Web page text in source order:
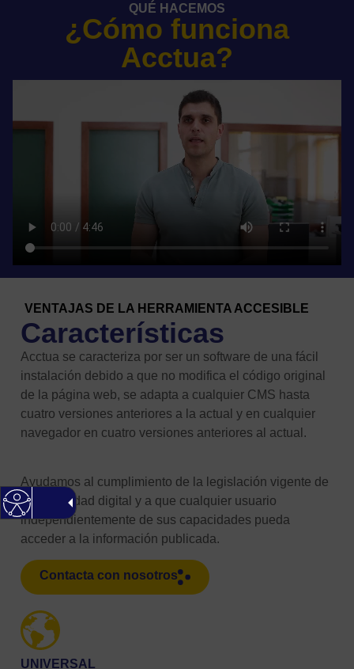
QUÉ HACEMOS
¿Cómo funciona
Acctua?
VENTAJAS DE LA HERRAMIENTA ACCESIBLE
Características
Acctua se caracteriza por ser un software de una fácil
instalación debido a que no modifica el código original
de la página web, se adapta a cualquier CMS hasta
cuatro versiones anteriores a la actual y en cualquier
navegador en cuatro versiones anteriores al actual.
Ayudamos al cumplimiento de la legislación vigente de
accesibilidad digital y a que cualquier usuario
independientemente de sus capacidades pueda
acceder a la información publicada.
Contacta con nosotros
UNIVERSAL